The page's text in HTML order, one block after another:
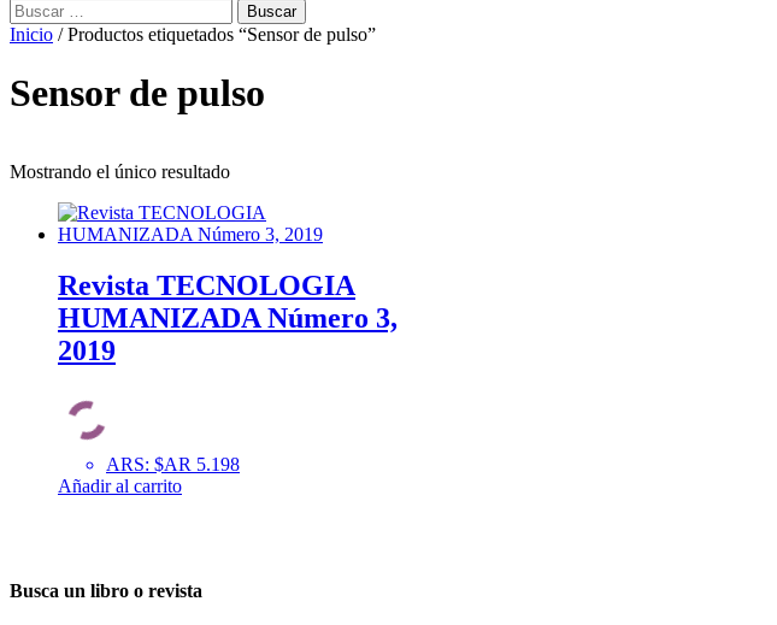
Buscar:
Inicio / Productos etiquetados “Sensor de pulso”
Sensor de pulso
Mostrando el único resultado
Revista TECNOLOGIA
HUMANIZADA Número 3,
2019
ARS: $AR 5.198
Añadir al carrito
Busca un libro o revista